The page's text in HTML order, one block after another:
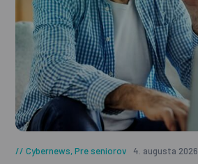
Cybernews,Pre seniorov 4. augusta 2026